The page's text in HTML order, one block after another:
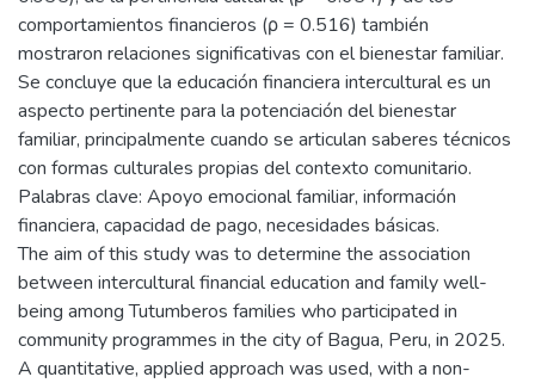
comportamientos financieros (ρ = 0.516) también
mostraron relaciones significativas con el bienestar familiar.
Se concluye que la educación financiera intercultural es un
aspecto pertinente para la potenciación del bienestar
familiar, principalmente cuando se articulan saberes técnicos
con formas culturales propias del contexto comunitario.
Palabras clave: Apoyo emocional familiar, información
financiera, capacidad de pago, necesidades básicas.
The aim of this study was to determine the association
between intercultural financial education and family well-
being among Tutumberos families who participated in
community programmes in the city of Bagua, Peru, in 2025.
A quantitative, applied approach was used, with a non-